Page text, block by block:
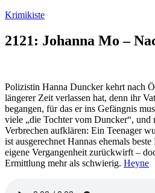
Zum
springen
Krimikiste
2121: Johanna Mo –
Polizistin Hanna Duncker kehrt nach
längerer Zeit verlassen hat, denn ihr
begangen, für das er ins Gefängnis
viele „die Tochter vom Duncker“, und
Verbrechen aufklären: Ein Teenager
ist ausgerechnet Hannas ehemals
eigene Vergangenheit zurückwirft –
Ermittlung mehr als schwierig. Heyne